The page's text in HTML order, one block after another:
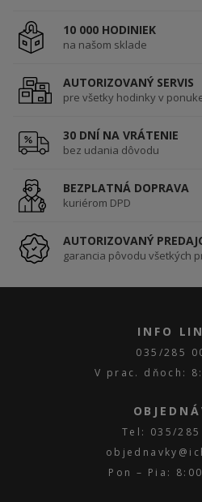
10 000 HODINIEK
na našom sklade
AUTORIZOVANÝ SERVIS
pre všetky hodinky v
30 DNÍ NA VRÁTENIE
bez udania dôvodu
BEZPLATNÁ DOPRAVA
kuriérom DPD
AUTORIZOVANÝ
garancia pôvodu všetkých
INFO
035/285
V prac. dňoch:
Tel: 035/
Pon – Pia: